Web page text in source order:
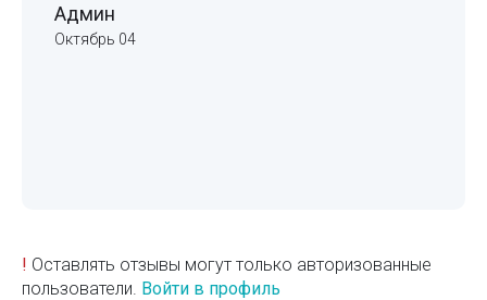
Админ
Октябрь 04
! Оставлять отзывы могут только авторизованные
пользователи. Войти в профиль